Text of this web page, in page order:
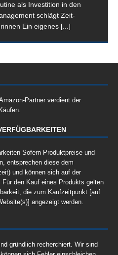
als Investition in den
schlägt Zeit-
Ein eigenes [...]
Partner verdient der
Sofern Produktpreise und
entsprechen diese dem
und können sich auf der
den Kauf eines Produkts gelten
die zum Kaufzeitpunkt [auf
angezeigt werden.
gründlich recherchiert. Wir sind